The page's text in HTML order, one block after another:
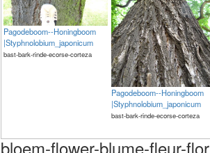
Pagodeboom--Honingboom
|Styphnolobium_japonicum
bast-bark-rinde-ecorse-corteza
Pagodeboom--Honingboom
|Styphnolobium_japonicum
bast-bark-rinde-ecorse-corteza
bloem-flower-blume-fleur-flor